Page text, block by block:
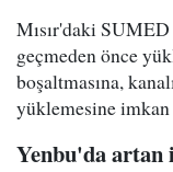
Mısır'daki
geçmeden önce
boşaltmasına,
yüklemesine imkan
Yenbu'da artan